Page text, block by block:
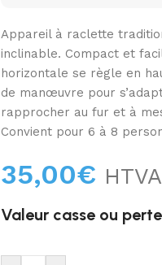
Appareil à raclette
inclinable. Compact et
horizontale se règle en
de manœuvre pour
rapprocher au fur et à
Convient pour 6 à 8
35,00€ HTVA
Valeur casse ou